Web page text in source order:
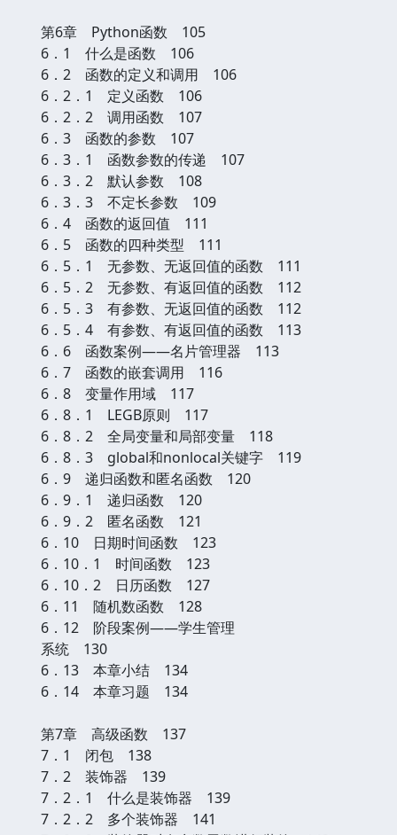
第6章 Python函数 105
6．1 什么是函数 106
6．2 函数的定义和调用 106
6．2．1 定义函数 106
6．2．2 调用函数 107
6．3 函数的参数 107
6．3．1 函数参数的传递 107
6．3．2 默认参数 108
6．3．3 不定长参数 109
6．4 函数的返回值 111
6．5 函数的四种类型 111
6．5．1 无参数、无返回值的函数 111
6．5．2 无参数、有返回值的函数 112
6．5．3 有参数、无返回值的函数 112
6．5．4 有参数、有返回值的函数 113
6．6 函数案例——名片管理器 113
6．7 函数的嵌套调用 116
6．8 变量作用域 117
6．8．1 LEGB原则 117
6．8．2 全局变量和局部变量 118
6．8．3 global和nonlocal关键字 119
6．9 递归函数和匿名函数 120
6．9．1 递归函数 120
6．9．2 匿名函数 121
6．10 日期时间函数 123
6．10．1 时间函数 123
6．10．2 日历函数 127
6．11 随机数函数 128
6．12 阶段案例——学生管理
系统 130
6．13 本章小结 134
6．14 本章习题 134
第7章 高级函数 137
7．1 闭包 138
7．2 装饰器 139
7．2．1 什么是装饰器 139
7．2．2 多个装饰器 141